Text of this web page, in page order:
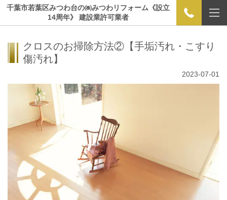
千葉市若葉区みつわ台の㈱みつわリフォーム《設立
14周年》 建設業許可業者
クロスのお掃除方法②【手垢汚れ・こすり
傷汚れ】
2023-07-01